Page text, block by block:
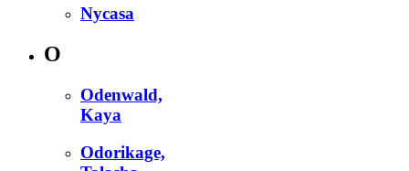
Nycasa
O
Odenwald,
Kaya
Odorikage,